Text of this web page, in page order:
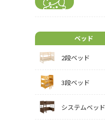
ベッド
2段ベッド
3段ベッド
システムベッド